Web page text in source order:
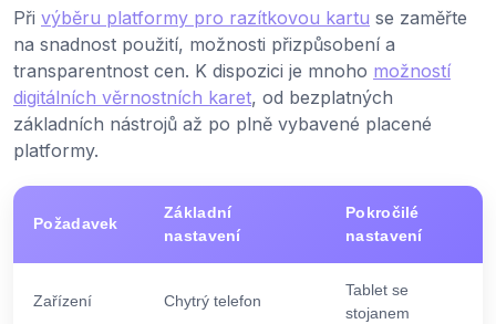
Při výběru platformy pro razítkovou kartu se zaměřte
na snadnost použití, možnosti přizpůsobení a
transparentnost cen. K dispozici je mnoho možností
digitálních věrnostních karet, od bezplatných
základních nástrojů až po plně vybavené placené
platformy.
Požadavek
Základní
nastavení
Pokročilé
nastavení
Zařízení Chytrý telefon
Tablet se
stojanem